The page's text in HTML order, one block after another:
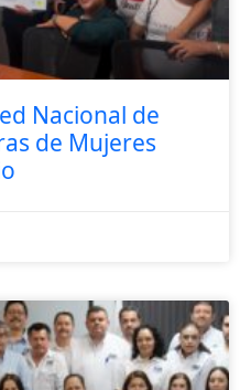
Nacional de
de Mujeres